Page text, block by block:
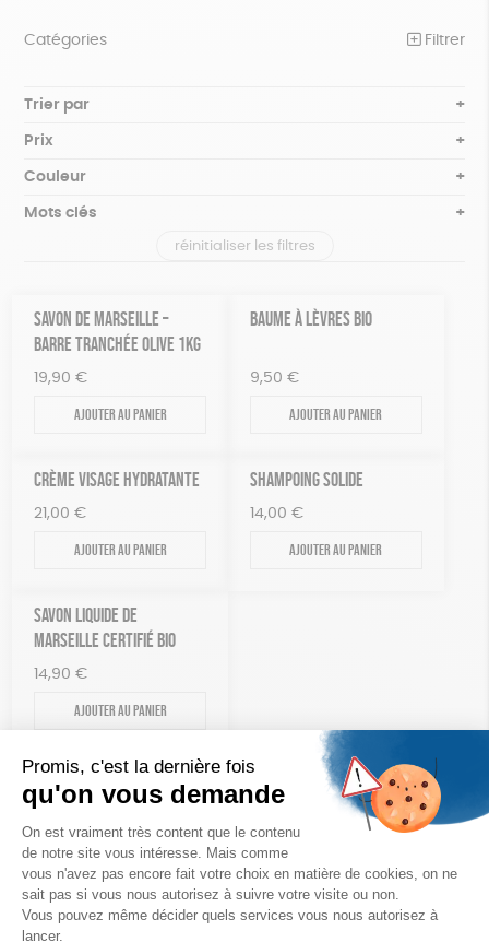
Catégories Filtrer
NOTRE COLLECTION
BEAUTÉ
ÉPICERIE
JEUX
PAPETERIE
ZÉRO DÉCHET
Trier par
Par défaut
Prix : du - cher au + cher
Prix : du + cher au - cher
Prix
Tous
Couleur
Blanc Pur
Mots clés
Fabriqué en France
Cosme Bio FSC
Oeko-Tex Recyclé Textile Bio
réinitialiser les filtres
SAVON DE MARSEILLE –
BARRE TRANCHÉE OLIVE 1KG
19,90 €
Ajouter au panier
BAUME À LÈVRES BIO
9,50 €
Ajouter au panier
CRÈME VISAGE HYDRATANTE
21,00 €
Ajouter au panier
SHAMPOING SOLIDE
14,00 €
Ajouter au panier
SAVON LIQUIDE DE
MARSEILLE CERTIFIÉ BIO
14,90 €
Ajouter au panier